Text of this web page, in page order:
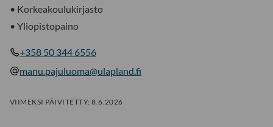
• Korkeakoulukirjasto
• Yliopistopaino
+358 50 344 6556
manu.pajuluoma@ulapland.fi
VIIMEKSI PÄIVITETTY:8.6.2026